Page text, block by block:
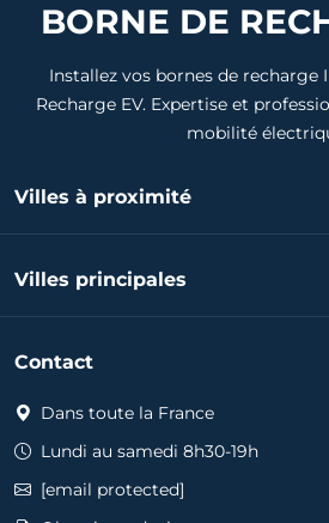
BORNE DE
Installez vos bornes de recharge
Recharge EV. Expertise et
mobilité
Villes à proximité
Installateur borne de recharge Entre-
Installateur borne de recharge Les
Installateur borne de recharge Petite-
Installateur borne de recharge Cilaos
Installateur borne de recharge Saint-
Installateur borne de recharge Les
Villes principales
Installateur borne de recharge Colmar
Installateur borne de recharge Rixheim
Installateur borne de recharge
Contact
Dans toute la France
Lundi au samedi 8h30-19h
[email protected]